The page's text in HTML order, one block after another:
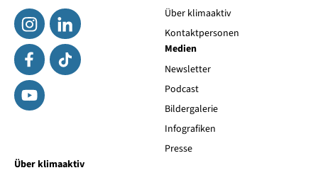
Über klimaaktiv
Kontaktpersonen
Medien
Newsletter
Podcast
Bildergalerie
Infografiken
Presse
Über klimaaktiv